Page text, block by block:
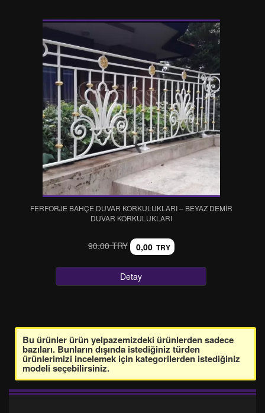
FERFORJE BAHÇE DUVAR KORKULUKLARI – BEYAZ DEMİR
DUVAR KORKULUKLARI
90,00 TRY 0,00 TRY
Detay
Bu ürünler ürün yelpazemizdeki ürünlerden sadece
bazıları. Bunların dışında istediğiniz türden
ürünlerimizi incelemek için kategorilerden istediğiniz
modeli seçebilirsiniz.